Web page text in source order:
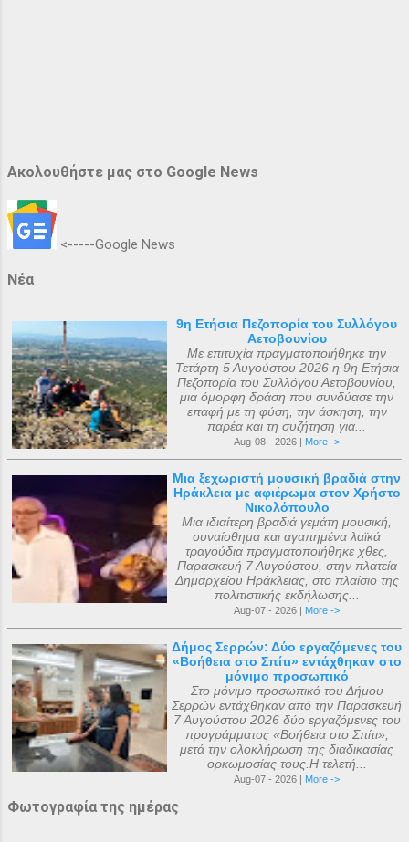
Ακολουθήστε μας στο Google News
<-----Google News
Νέα
9η Ετήσια Πεζοπορία του Συλλόγου
Αετοβουνίου
Με επιτυχία πραγματοποιήθηκε την
Τετάρτη 5 Αυγούστου 2026 η 9η Ετήσια
Πεζοπορία του Συλλόγου Αετοβουνίου,
μια όμορφη δράση που συνδύασε την
επαφή με τη φύση, την άσκηση, την
παρέα και τη συζήτηση για...
Aug-08 - 2026 | More ->
Μια ξεχωριστή μουσική βραδιά στην
Ηράκλεια με αφιέρωμα στον Χρήστο
Νικολόπουλο
Μια ιδιαίτερη βραδιά γεμάτη μουσική,
συναίσθημα και αγαπημένα λαϊκά
τραγούδια πραγματοποιήθηκε χθες,
Παρασκευή 7 Αυγούστου, στην πλατεία
Δημαρχείου Ηράκλειας, στο πλαίσιο της
πολιτιστικής εκδήλωσης...
Aug-07 - 2026 | More ->
Δήμος Σερρών: Δύο εργαζόμενες του
«Βοήθεια στο Σπίτι» εντάχθηκαν στο
μόνιμο προσωπικό
Στο μόνιμο προσωπικό του Δήμου
Σερρών εντάχθηκαν από την Παρασκευή
7 Αυγούστου 2026 δύο εργαζόμενες του
προγράμματος «Βοήθεια στο Σπίτι»,
μετά την ολοκλήρωση της διαδικασίας
ορκωμοσίας τους.Η τελετή...
Aug-07 - 2026 | More ->
Φωτογραφία της ημέρας